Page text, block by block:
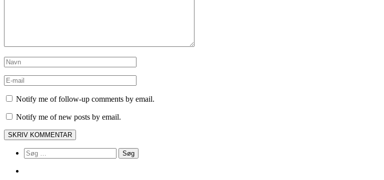
Notify me of follow-up comments by email.
Notify me of new posts by email.
Søg
efter: